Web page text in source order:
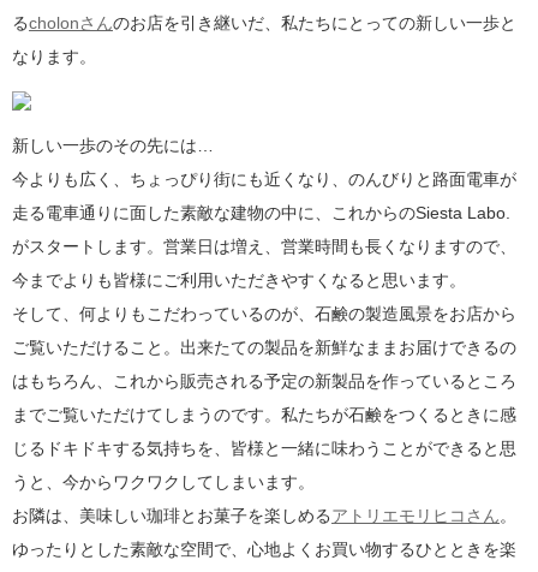
るcholonさんのお店を引き継いだ、私たちにとっての新しい一歩と
なります。
新しい一歩のその先には…
今よりも広く、ちょっぴり街にも近くなり、のんびりと路面電車が
走る電車通りに面した素敵な建物の中に、これからのSiesta Labo.
がスタートします。営業日は増え、営業時間も長くなりますので、
今までよりも皆様にご利用いただきやすくなると思います。
そして、何よりもこだわっているのが、石鹸の製造風景をお店から
ご覧いただけること。出来たての製品を新鮮なままお届けできるの
はもちろん、これから販売される予定の新製品を作っているところ
までご覧いただけてしまうのです。私たちが石鹸をつくるときに感
じるドキドキする気持ちを、皆様と一緒に味わうことができると思
うと、今からワクワクしてしまいます。
お隣は、美味しい珈琲とお菓子を楽しめるアトリエモリヒコさん。
ゆったりとした素敵な空間で、心地よくお買い物するひとときを楽